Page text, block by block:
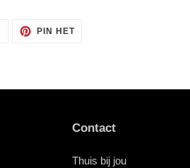
DELEN PIN HETPINNEN
Contact
Thuis bij jou